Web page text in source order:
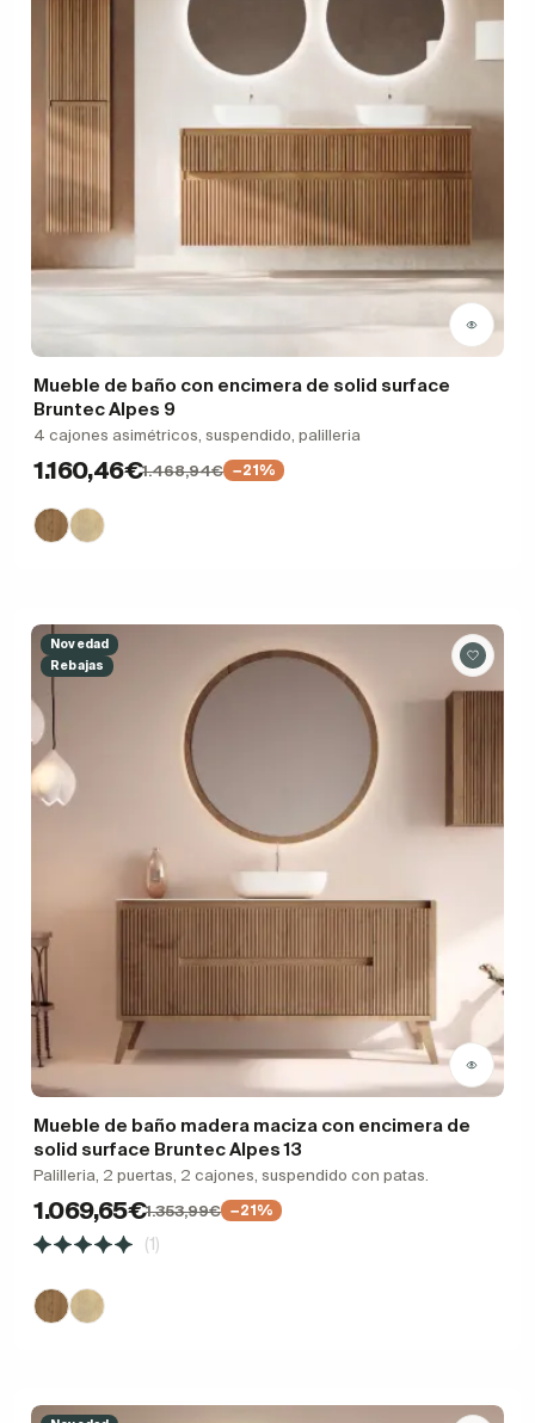
Mueble de baño con encimera de solid surface
Bruntec Alpes 9
4 cajones asimétricos, suspendido, palilleria
1.160,46€1.468,94€ −21%
Novedad
Rebajas
Mueble de baño madera maciza con encimera de
solid surface Bruntec Alpes 13
Palilleria, 2 puertas, 2 cajones, suspendido con patas.
1.069,65€1.353,99€ −21%
(1)